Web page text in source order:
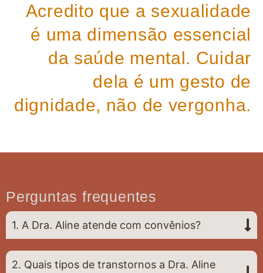
Acredito que a sexualidade
é uma dimensão essencial
da saúde mental. Cuidar
dela é um gesto de
dignidade, não de vergonha.
Perguntas frequentes
1. A Dra. Aline atende com convênios?
2. Quais tipos de transtornos a Dra. Aline